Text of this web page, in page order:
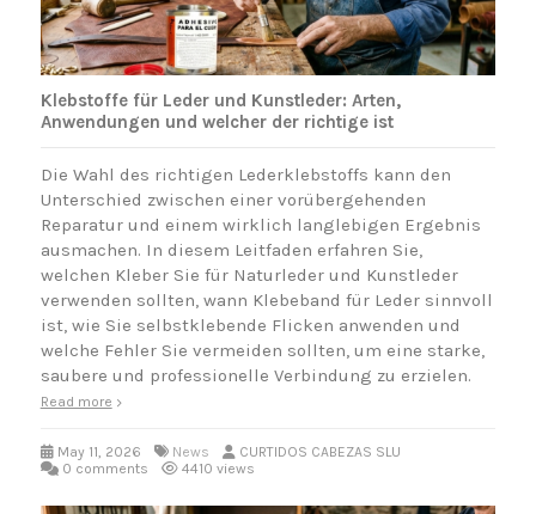
Klebstoffe für Leder und Kunstleder: Arten,
Anwendungen und welcher der richtige ist
Die Wahl des richtigen Lederklebstoffs kann den
Unterschied zwischen einer vorübergehenden
Reparatur und einem wirklich langlebigen Ergebnis
ausmachen. In diesem Leitfaden erfahren Sie,
welchen Kleber Sie für Naturleder und Kunstleder
verwenden sollten, wann Klebeband für Leder sinnvoll
ist, wie Sie selbstklebende Flicken anwenden und
welche Fehler Sie vermeiden sollten, um eine starke,
saubere und professionelle Verbindung zu erzielen.
Read more
May 11, 2026 News
CURTIDOS CABEZAS SLU
0 comments
4410 views